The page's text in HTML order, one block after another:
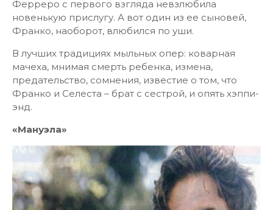
Ферреро с первого взгляда невзлюбила
новенькую прислугу. А вот один из ее сыновей,
Франко, наоборот, влюбился по уши.
В лучших традициях мыльных опер: коварная
мачеха, мнимая смерть ребенка, измена,
предательство, сомнения, известие о том, что
Франко и Селеста – брат с сестрой, и опять хэппи-
энд.
«Мануэла»